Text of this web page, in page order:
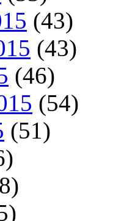
(43)
(43)
(46)
(54)
(51)